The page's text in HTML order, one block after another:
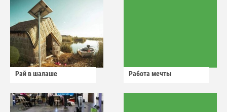
Рай в шалаше Работа мечты